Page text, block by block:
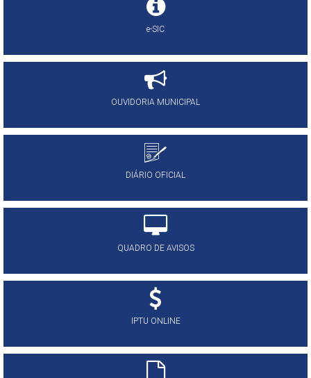
e-SIC
OUVIDORIA MUNICIPAL
DIÁRIO OFICIAL
QUADRO DE AVISOS
IPTU ONLINE